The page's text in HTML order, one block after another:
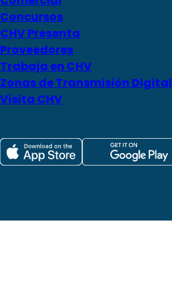
Concursos
CHV Presenta
Proveedores
Trabaja en CHV
Zonas de Transmisión Digital
Visita CHV